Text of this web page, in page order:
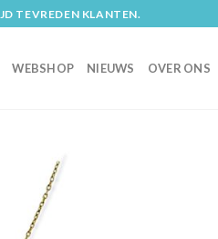
TEVREDEN KLANTEN.
WEBSHOP NIEUWS OVER ONS